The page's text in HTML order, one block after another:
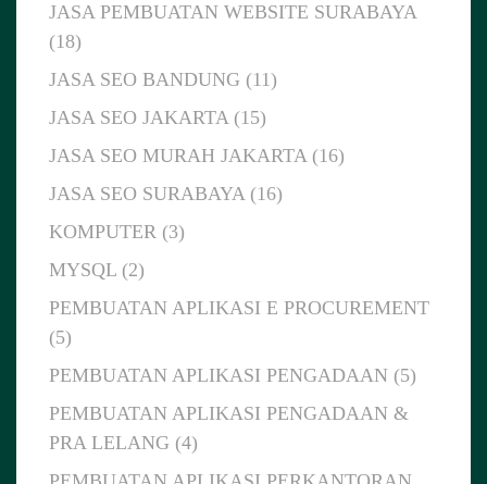
JASA PEMBUATAN WEBSITE SURABAYA
(18)
JASA SEO BANDUNG (11)
JASA SEO JAKARTA (15)
JASA SEO MURAH JAKARTA (16)
JASA SEO SURABAYA (16)
KOMPUTER (3)
MYSQL (2)
PEMBUATAN APLIKASI E PROCUREMENT
(5)
PEMBUATAN APLIKASI PENGADAAN (5)
PEMBUATAN APLIKASI PENGADAAN &
PRA LELANG (4)